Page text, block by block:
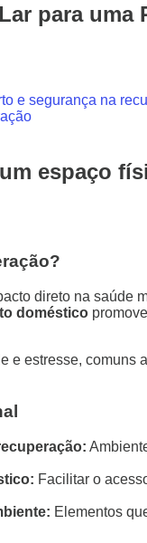
para uma
e segurança na
espaço
direto na
doméstico
estresse,
Facilitar o
Elementos